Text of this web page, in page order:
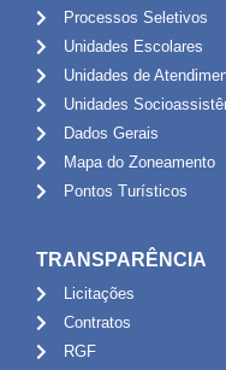
Processos Seletivos
Unidades Escolares
Unidades de
Unidades
Dados Gerais
Mapa do Zoneamento
Pontos Turísticos
TRANSPARÊNCIA
Licitações
Contratos
RGF